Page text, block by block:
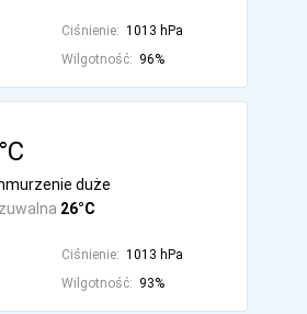
Ciśnienie: 1013 hPa
Wilgotność: 96%
26°C
duże
Ciśnienie: 1013 hPa
Wilgotność: 93%